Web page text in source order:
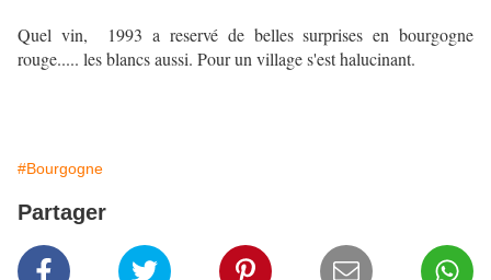
Quel vin, 1993 a reservé de belles surprises en bourgogne
rouge..... les blancs aussi. Pour un village s'est halucinant.
#Bourgogne
Partager